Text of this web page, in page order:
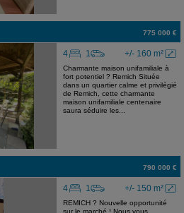
775 000 €
+/- 160 m²
4 1
Charmante maison unifamiliale à
fort potentiel ? Remich Située
dans un quartier calme et privilégié
de Remich, cette charmante
maison unifamiliale centenaire
saura séduire les...
790 000 €
+/- 150 m²
4 1
REMICH ? Nouvelle opportunité
sur le marché ! Nous vous